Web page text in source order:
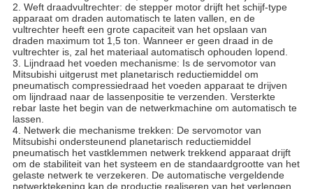
2. Weft draadvultrechter: de stepper motor drijft het schijf-type
apparaat om draden automatisch te laten vallen, en de
vultrechter heeft een grote capaciteit van het opslaan van
draden maximum tot 1,5 ton. Wanneer er geen draad in de
vultrechter is, zal het materiaal automatisch ophouden lopend.
3. Lijndraad het voeden mechanisme: Is de servomotor van
Mitsubishi uitgerust met planetarisch reductiemiddel om
pneumatisch compressiedraad het voeden apparaat te drijven
om lijndraad naar de lassenpositie te verzenden. Versterkte
rebar laste het begin van de netwerkmachine om automatisch te
lassen.
4. Netwerk die mechanisme trekken: De servomotor van
Mitsubishi ondersteunend planetarisch reductiemiddel
pneumatisch het vastklemmen netwerk trekkend apparaat drijft
om de stabiliteit van het systeem en de standaardgrootte van het
gelaste netwerk te verzekeren. De automatische vergeldende
netwerktekening kan de productie realiseren van het verlengen